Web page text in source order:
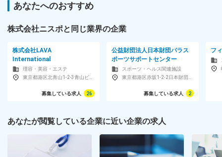
あなたへのおすすめ
株式会社ニスポと同じ業界の企業
株式会社LAVA
International
理容・美容・エステ
募集している求人 26
公益財団法人日本財団パラス
ポーツサポートセンター
スポーツ・ヘルス関連施設
募集している求人 2
フ
あなたが閲覧している企業に近い企業の求人